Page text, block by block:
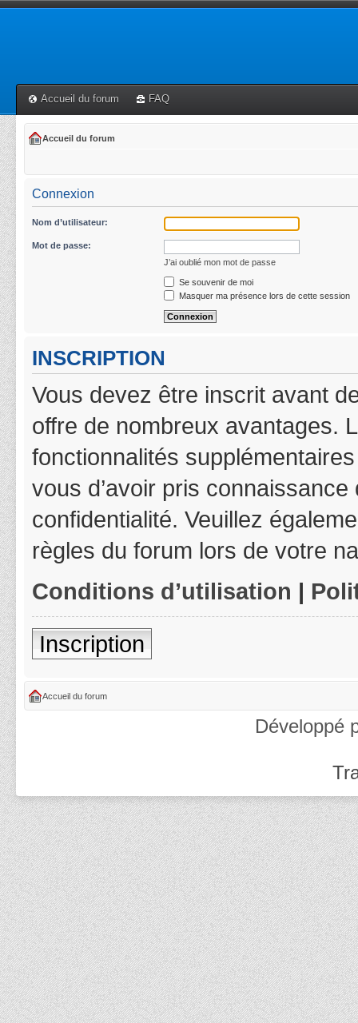
Accueil du forum FAQ
Accueil du forum
Connexion
Nom d’utilisateur:
Mot de passe:
J’ai oublié mon mot de passe
Se souvenir de moi
Masquer ma présence lors de cette session
INSCRIPTION
Vous devez être inscrit avant
offre de nombreux avantages.
fonctionnalités
vous d’avoir pris
confidentialité. Veuillez
règles du forum lors de votre
Conditions d’utilisation |
Inscription
Accueil du forum
Développé